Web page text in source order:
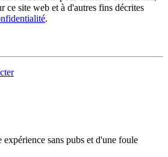
ce site web et à d'autres fins décrites
.
sans pubs et d'une foule